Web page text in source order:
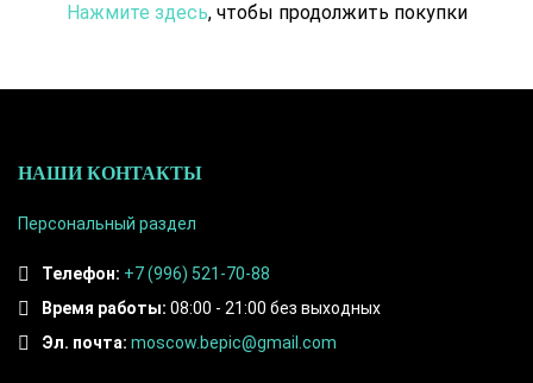
Нажмите здесь, чтобы продолжить покупки
НАШИ КОНТАКТЫ
Персональный раздел
Телефон: +7 (996) 521-70-88
Время работы: 08:00 - 21:00 без выходных
Эл. почта: moscow.bepic@gmail.com